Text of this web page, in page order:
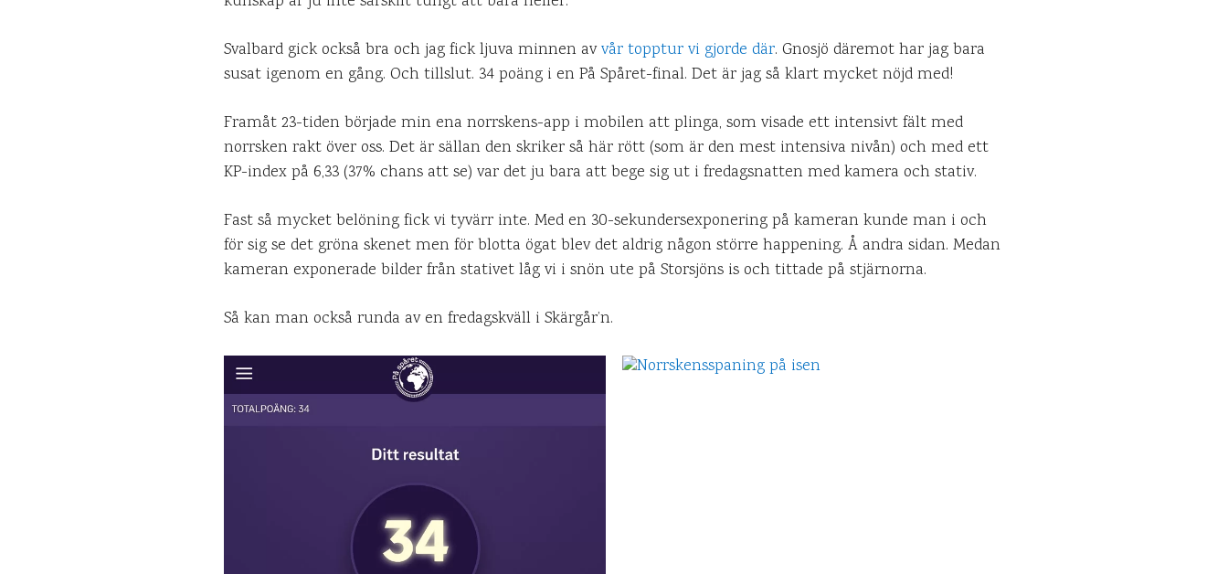
Svalbard gick också bra och jag fick ljuva minnen avvår topptur vi gjorde där. Gnosjö däremot har jag bara
susat igenom en gång. Och tillslut. 34 poäng i en På Spåret-final. Det är jag så klart mycket nöjd med!
Framåt 23-tiden började min ena norrskens-app i mobilen att plinga, som visade ett intensivt fält med
norrsken rakt över oss. Det är sällan den skriker så här rött (som är den mest intensiva nivån) och med ett
KP-index på 6,33 (37% chans att se) var det ju bara att bege sig ut i fredagsnatten med kamera och stativ.
Fast så mycket belöning fick vi tyvärr inte. Med en 30-sekundersexponering på kameran kunde man i och
för sig se det gröna skenet men för blotta ögat blev det aldrig någon större happening. Å andra sidan. Medan
kameran exponerade bilder från stativet låg vi i snön ute på Storsjöns is och tittade på stjärnorna.
Så kan man också runda av en fredagskväll i Skärgår’n.